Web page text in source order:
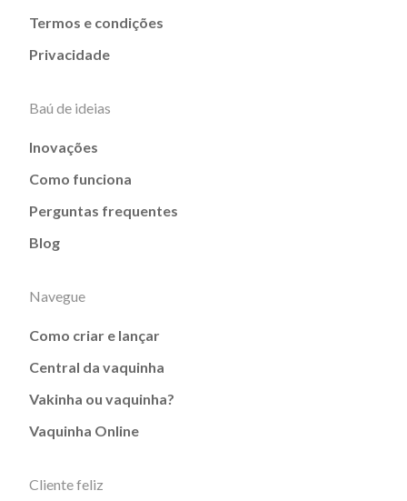
Termos e condições
Privacidade
Baú de ideias
Inovações
Como funciona
Perguntas frequentes
Blog
Navegue
Como criar e lançar
Central da vaquinha
Vakinha ou vaquinha?
Vaquinha Online
Cliente feliz